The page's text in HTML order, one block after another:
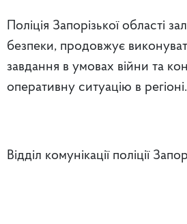
Поліція Запорізької області
безпеки, продовжує
завдання в умовах війни та
оперативну ситуацію в регіоні.
Відділ комунікації поліції